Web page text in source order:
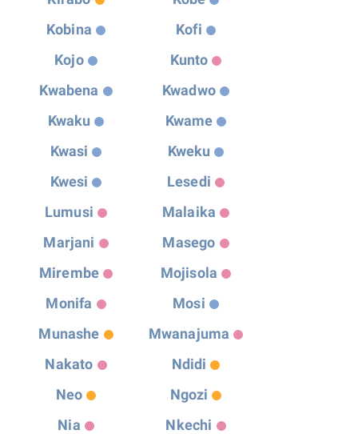
Kobina
Kofi
Kojo
Kunto
Kwabena
Kwadwo
Kwaku
Kwame
Kwasi
Kweku
Kwesi
Lesedi
Lumusi
Malaika
Marjani
Masego
Mirembe
Mojisola
Monifa
Mosi
Munashe
Mwanajuma
Nakato
Ndidi
Neo
Ngozi
Nia
Nkechi